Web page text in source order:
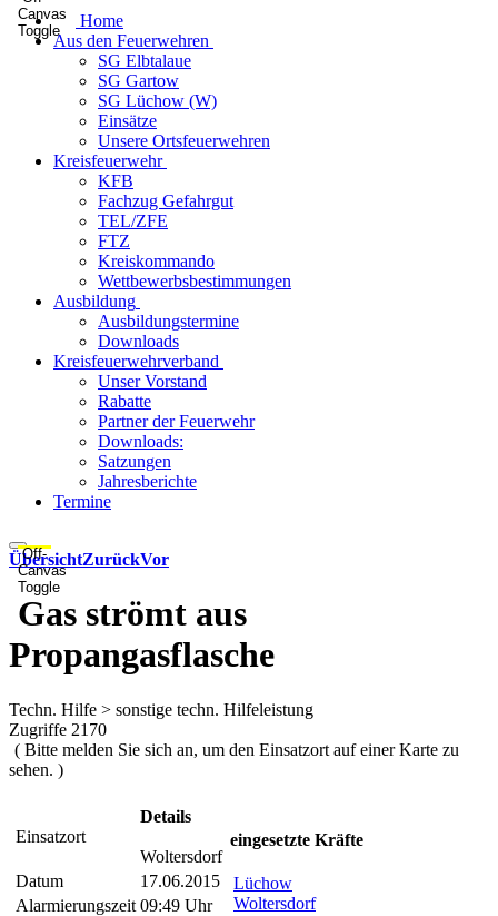
Canvas
Toggle
Home
Aus den Feuerwehren
SG Elbtalaue
SG Gartow
SG Lüchow (W)
Einsätze
Unsere Ortsfeuerwehren
Kreisfeuerwehr
KFB
Fachzug Gefahrgut
TEL/ZFE
FTZ
Kreiskommando
Wettbewerbsbestimmungen
Ausbildung
Ausbildungstermine
Downloads
Kreisfeuerwehrverband
Unser Vorstand
Rabatte
Partner der Feuerwehr
Downloads:
Satzungen
Jahresberichte
Termine
Off-
Canvas
Toggle
ÜbersichtZurückVor
Gas strömt aus
Propangasflasche
Techn. Hilfe > sonstige techn. Hilfeleistung
Zugriffe 2170
( Bitte melden Sie sich an, um den Einsatzort auf einer Karte zu
sehen. )
Einsatzort
Details
Woltersdorf
Datum
17.06.2015
Alarmierungszeit 09:49 Uhr
eingesetzte Kräfte
Lüchow
Woltersdorf